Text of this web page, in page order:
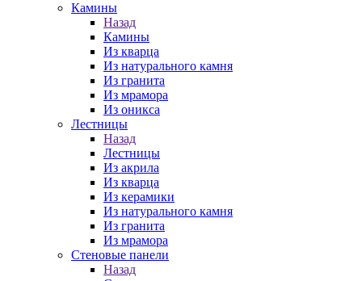
Камины
Назад
Камины
Из кварца
Из натурального камня
Из гранита
Из мрамора
Из оникса
Лестницы
Назад
Лестницы
Из акрила
Из кварца
Из керамики
Из натурального камня
Из гранита
Из мрамора
Стеновые панели
Назад